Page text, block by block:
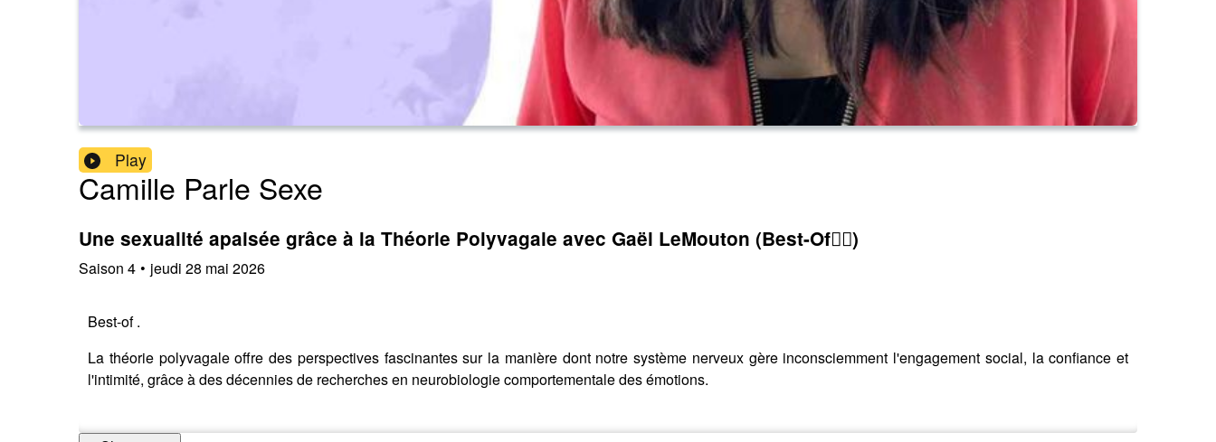
Play
Camille Parle Sexe
Une sexualité apaisée grâce à la Théorie Polyvagale avec Gaël LeMouton (Best-Of❤️‍🔥)
Saison 4 • jeudi 28 mai 2026
Best-of .
La théorie polyvagale offre des perspectives fascinantes sur la manière dont notre système nerveux gère inconsciemment l'engagement social, la confiance et
l'intimité, grâce à des décennies de recherches en neurobiologie comportementale des émotions.